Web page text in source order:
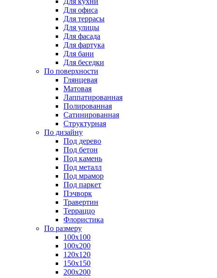
Для офиса
Для террасы
Для улицы
Для фасада
Для фартука
Для бани
Для беседки
По поверхности
Глянцевая
Матовая
Лаппатированная
Полированная
Сатинированная
Структурная
По дизайну
Под дерево
Под бетон
Под камень
Под металл
Под мрамор
Под паркет
Пэчворк
Травертин
Терраццо
Флористика
По размеру
100х100
100х200
120х120
150х150
200х200